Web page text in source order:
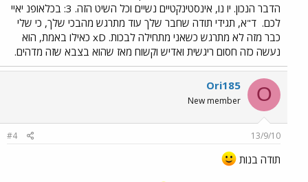
הדבר הנכון. יו נו, אינסטינקטיים נשיים וכל השיט הזה. 3: בכלאופנ יאיי
לכם. ד"א, תגידי תודה שחבר שלך עוד מתרגש מהבכי שלך, כי שלי
כבר מזה לא מתרגש כשאני מתחילה לבכות. xD כאילו באמת, הוא
נעשה כזה חסום ריגשית ואדיש וקשוח מאז שהוא בצבא שזה מדהים.
O
Ori185
New member
13/9/10
#4
תודה בנות